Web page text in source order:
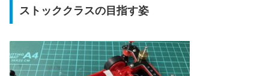
ストッククラスの目指す姿